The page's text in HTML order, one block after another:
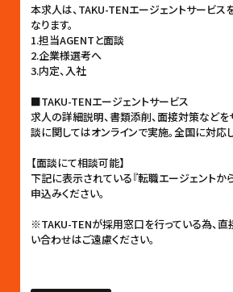
本求人は、TAKU-TENエージェントサービス
なります。
1.担当AGENTと面談
2.企業様選考へ
3.内定、入社
■TAKU-TENエージェントサービス
求人の詳細説明、書類添削、面接対策などを
談に関してはオンラインで実施。全国に対応し
【面談にて相談可能】
下記に表示されている『転職エージェントか
申込みください。
※TAKU-TENが採用窓口を行っている為、
い合わせはご遠慮ください。